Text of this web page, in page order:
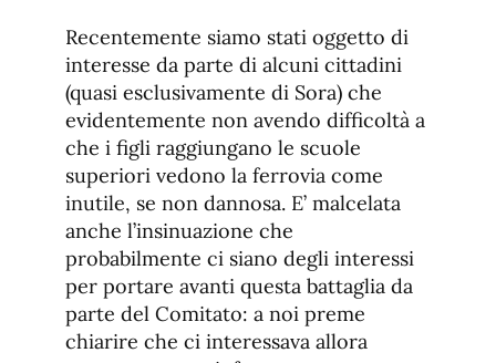
Recentemente siamo stati oggetto di
interesse da parte di alcuni cittadini
(quasi esclusivamente di Sora) che
evidentemente non avendo difficoltà a
che i figli raggiungano le scuole
superiori vedono la ferrovia come
inutile, se non dannosa. E’ malcelata
anche l’insinuazione che
probabilmente ci siano degli interessi
per portare avanti questa battaglia da
parte del Comitato: a noi preme
chiarire che ci interessava allora